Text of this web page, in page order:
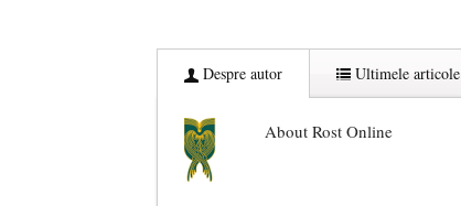
Despre autor Ultimele articole
About Rost Online